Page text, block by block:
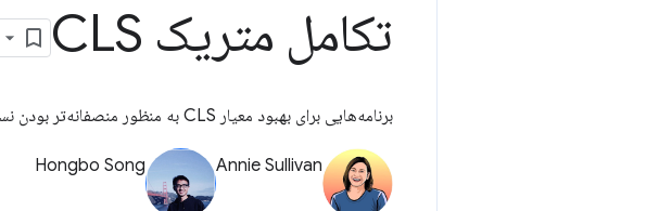
تکامل متریک CLS
برنامه‌هایی برای بهبود معیار CLS به منظور منصفانه‌تر بودن نسبت به صفحات با عمر طولانی.
Annie Sullivan
Hongbo Song